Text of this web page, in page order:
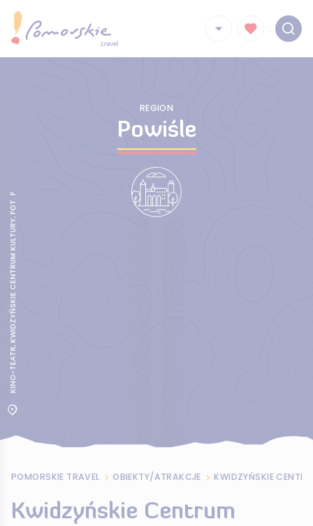
REGION
Powiśle
KINO-TEATR, KWIDZYŃSKIE CENTRUM KULTURY, FOT. POMORSKIE TRAVEL
POMORSKIE TRAVEL OBIEKTY/ATRAKCJE KWIDZYŃSKIE
Kwidzyńskie Centrum